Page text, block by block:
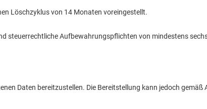
Löschzyklus von 14 Monaten voreingestellt.
steuerrechtliche Aufbewahrungspflichten von mindestens
Daten bereitzustellen. Die Bereitstellung kann jedoch gemäß